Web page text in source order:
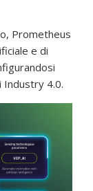
Prometheus
e di
Industry 4.0.